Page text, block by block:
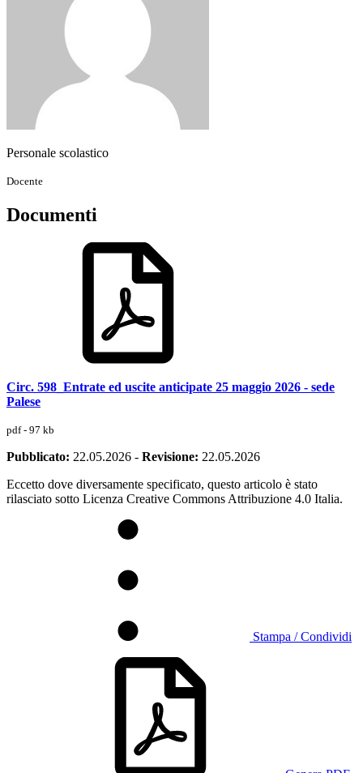
Personale scolastico
Docente
Documenti
Circ. 598_Entrate ed uscite anticipate 25 maggio 2026 - sede
Palese
pdf - 97 kb
Pubblicato: 22.05.2026 - Revisione: 22.05.2026
Eccetto dove diversamente specificato, questo articolo è stato
rilasciato sotto Licenza Creative Commons Attribuzione 4.0 Italia.
Stampa / Condividi